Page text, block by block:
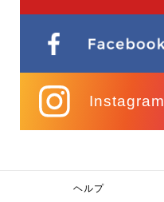
Instagram
ヘルプ